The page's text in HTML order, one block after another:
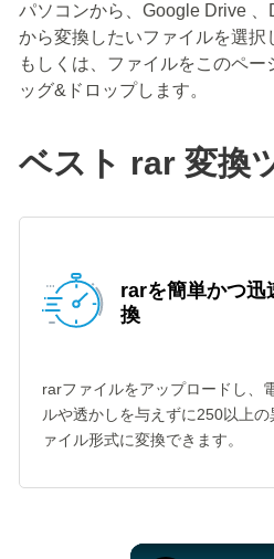
パソコンから、Google Drive 、
から変換したいファイルを選択
もしくは、ファイルをこのペー
ッグ&ドロップします。
ベスト rar 変換
rarを簡単かつ迅
換
rarファイルをアップロードし、
ルや透かしを与えずに250以上の
ァイル形式に変換できます。